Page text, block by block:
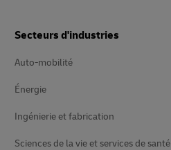
Secteurs d'industries
Auto-mobilité
Énergie
Ingénierie et fabrication
Sciences de la vie et services de santé